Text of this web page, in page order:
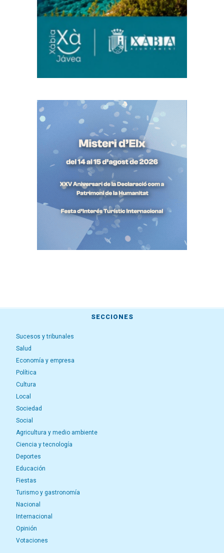
SECCIONES
Sucesos y tribunales
Salud
Economía y empresa
Política
Cultura
Local
Sociedad
Social
Agricultura y medio ambiente
Ciencia y tecnología
Deportes
Educación
Fiestas
Turismo y gastronomía
Nacional
Internacional
Opinión
Votaciones